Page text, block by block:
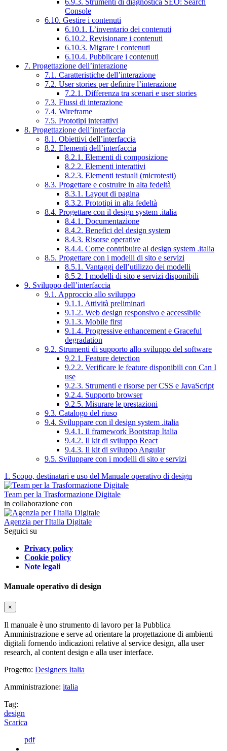
Console
6.10. Gestire i contenuti
6.10.1. L’inventario dei contenuti
6.10.2. Revisionare i contenuti
6.10.3. Migrare i contenuti
6.10.4. Pubblicare i contenuti
7. Progettazione dell’interazione
7.1. Caratteristiche dell’interazione
7.2. User stories per definire l’interazione
7.2.1. Differenza tra scenari e user stories
7.3. Flussi di interazione
7.4. Wireframe
7.5. Prototipi interattivi
8. Progettazione dell’interfaccia
8.1. Obiettivi dell’interfaccia
8.2. Elementi dell’interfaccia
8.2.1. Elementi di composizione
8.2.2. Elementi interattivi
8.2.3. Elementi testuali (microtesti)
8.3. Progettare e costruire in alta fedeltà
8.3.1. Layout di pagina
8.3.2. Prototipi in alta fedeltà
8.4. Progettare con il design system .italia
8.4.1. Documentazione
8.4.2. Benefici del design system
8.4.3. Risorse operative
8.4.4. Come contribuire al design system .italia
8.5. Progettare con i modelli di sito e servizi
8.5.1. Vantaggi dell’utilizzo dei modelli
8.5.2. I modelli di sito e servizi disponibili
9. Sviluppo dell’interfaccia
9.1. Approccio allo sviluppo
9.1.1. Attività preliminari
9.1.2. Web design responsivo e accessibile
9.1.3. Mobile first
9.1.4. Progressive enhancement e Graceful
degradation
9.2. Strumenti di supporto allo sviluppo del software
9.2.1. Feature detection
9.2.2. Verificare le feature disponibili con Can I
use
9.2.3. Strumenti e risorse per CSS e JavaScript
9.2.4. Supporto browser
9.2.5. Misurare le prestazioni
9.3. Catalogo del riuso
9.4. Sviluppare con il design system .italia
9.4.1. Il framework Bootstrap Italia
9.4.2. Il kit di sviluppo React
9.4.3. Il kit di sviluppo Angular
9.5. Sviluppare con i modelli di sito e servizi
1. Scopo, destinatari e uso del Manuale operativo di design
Team per la Trasformazione Digitale
in collaborazione con
Agenzia per l'Italia Digitale
Seguici su
Privacy policy
Cookie policy
Note legali
Manuale operativo di design
×
Il manuale è uno strumento di lavoro per la Pubblica
Amministrazione e serve ad orientare la progettazione di ambienti
digitali fornendo indicazioni relative al service design, alla user
research, al content design e alla user interface.
Progetto: Designers Italia
Amministrazione: italia
Tag:
design
Scarica
pdf